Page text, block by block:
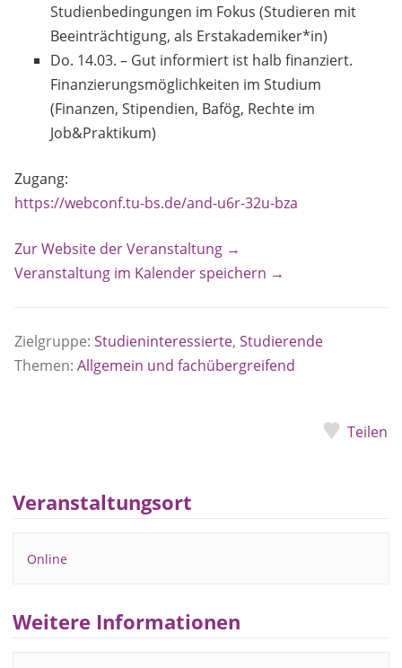
Studienbedingungen im Fokus (Studieren mit
Beeinträchtigung, als Erstakademiker*in)
Do. 14.03. – Gut informiert ist halb finanziert.
Finanzierungsmöglichkeiten im Studium
(Finanzen, Stipendien, Bafög, Rechte im
Job&Praktikum)
Zugang:
https://webconf.tu-bs.de/and-u6r-32u-bza
Zur Website der Veranstaltung →
Veranstaltung im Kalender speichern →
Zielgruppe: Studieninteressierte, Studierende
Themen: Allgemein und fachübergreifend
Teilen
Veranstaltungsort
Online
Weitere Informationen